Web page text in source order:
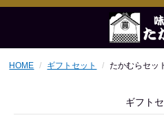
HOME ギフトセット たかむらセッ
ギフト